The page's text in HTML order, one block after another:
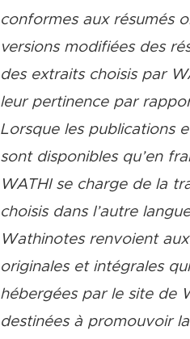
conformes aux résumés
versions modifiées des
des extraits choisis par
leur pertinence par
Lorsque les publications
sont disponibles qu’en
WATHI se charge de la
choisis dans l’autre
Wathinotes renvoient
originales et intégrales
hébergées par le site de
destinées à promouvoir